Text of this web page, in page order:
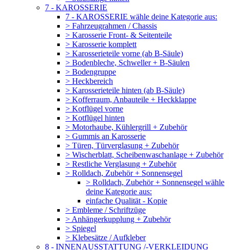
7 - KAROSSERIE
7 - KAROSSERIE wähle deine Kategorie aus:
> Fahrzeugrahmen / Chassis
> Karosserie Front- & Seitenteile
> Karosserie komplett
> Karosserieteile vorne (ab B-Säule)
> Bodenbleche, Schweller + B-Säulen
> Bodengruppe
> Heckbereich
> Karosserieteile hinten (ab B-Säule)
> Kofferraum, Anbauteile + Heckklappe
> Kotflügel vorne
> Kotflügel hinten
> Motorhaube, Kühlergrill + Zubehör
> Gummis an Karosserie
> Türen, Türverglasung + Zubehör
> Wischerblatt, Scheibenwaschanlage + Zubehör
> Restliche Verglasung + Zubehör
> Rolldach, Zubehör + Sonnensegel
> Rolldach, Zubehör + Sonnensegel wähle
deine Kategorie aus:
einfache Qualität - Kopie
> Embleme / Schriftzüge
> Anhängerkupplung + Zubehör
> Spiegel
> Klebesätze / Aufkleber
8 - INNENAUSSTATTUNG /-VERKLEIDUNG